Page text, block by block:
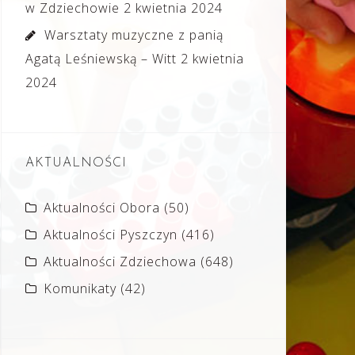
w Zdziechowie 2 kwietnia 2024
Warsztaty muzyczne z panią
Agatą Leśniewską – Witt 2 kwietnia
2024
AKTUALNOŚCI
Aktualności Obora (50)
Aktualności Pyszczyn (416)
Aktualności Zdziechowa (648)
Komunikaty (42)